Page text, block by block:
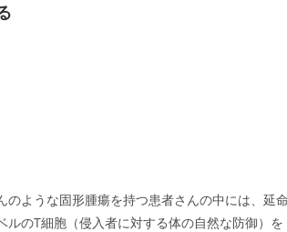
ような固形腫瘍を持つ患者さんの中には、延命
のT細胞（侵入者に対する体の自然な防御）を